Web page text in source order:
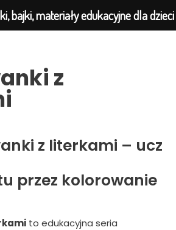
z
z literkami – ucz
przez kolorowanie
to edukacyjna seria
bajki, materiały edukacyjne dla dzieci